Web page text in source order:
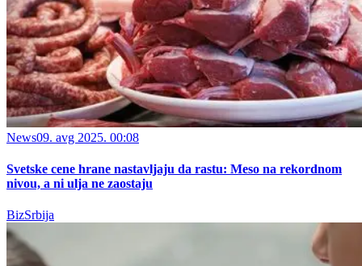
News09. avg 2025. 00:08
Svetske cene hrane nastavljaju da rastu: Meso na rekordnom
nivou, a ni ulja ne zaostaju
BizSrbija